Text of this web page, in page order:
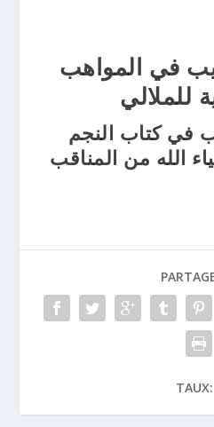
في المواهب
للملالي
في كتاب النجم
الله من المناقب
TAUX: